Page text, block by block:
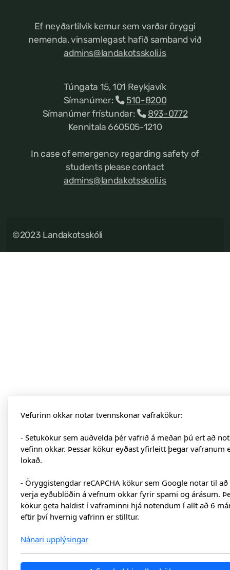
Ef neyðartilvik kemur sem varðar öryggi
nemenda, vinsamlegast hafið samband við
admins@landakotsskoli.is
Túngata 15, 101 Reykjavík
Símanúmer:
510-8200
Símanúmer frístundar:
893-0772
Kennitala 660505-1210
In case of emergency regarding safety of
students please contact
admins@landakotsskoli.is
©2023 Landakotsskóli
Vefurinn okkar notar tvennskonar vafrakökur:
- Setukökur sem auðvelda þér vafrið á meðan þú ert að
vefinn okkar. Þessar kökur eyðast yfirleitt þegar vafranum
lokað.
- Öryggistengdar reCAPCHA kökur sem Google notar til að
verja eyðublöðin á vefnum okkar fyrir spami og árásum.
kökur geta haldist í vaframinni hjá notendum í allt að 6
eftir því hvernig vafrinn er stilltur.
Nánari upplýsingar